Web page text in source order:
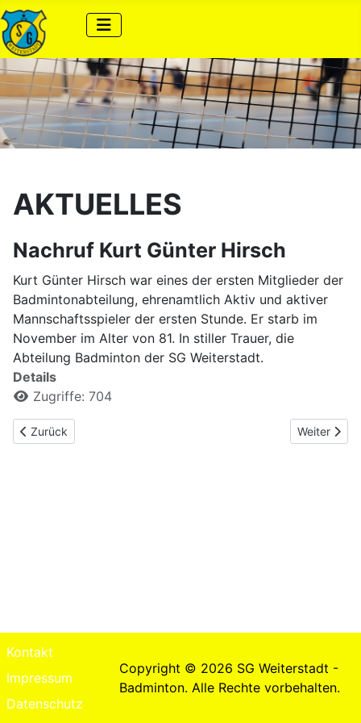
AKTUELLES
Nachruf Kurt Günter Hirsch
Kurt Günter Hirsch war eines der ersten Mitglieder der
Badmintonabteilung, ehrenamtlich Aktiv und aktiver
Mannschaftsspieler der ersten Stunde. Er starb im
November im Alter von 81. In stiller Trauer, die
Abteilung Badminton der SG Weiterstadt.
Details
Zugriffe: 704
Vorheriger Beitrag: Weihnachtsfeier 2024
Zurück Nächster
Weiter
Kontakt
Impressum
Datenschutz
Copyright © 2026 SG Weiterstadt -
Badminton. Alle Rechte vorbehalten.